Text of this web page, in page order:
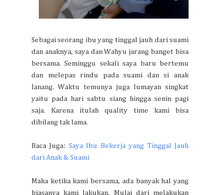
Sebagai seorang ibu yang tinggal jauh dari suami
dan anaknya, saya dan Wahyu jarang banget bisa
bersama. Seminggu sekali saya baru bertemu
dan melepas rindu pada suami dan si anak
lanang. Waktu temunya juga lumayan singkat
yaitu pada hari sabtu siang hingga senin pagi
saja. Karena itulah quality time kami bisa
dibilang tak lama.
Baca Juga: Saya Ibu Bekerja yang Tinggal Jauh
dari Anak & Suami
Maka ketika kami bersama, ada banyak hal yang
biasanya kami lakukan. Mulai dari melakukan